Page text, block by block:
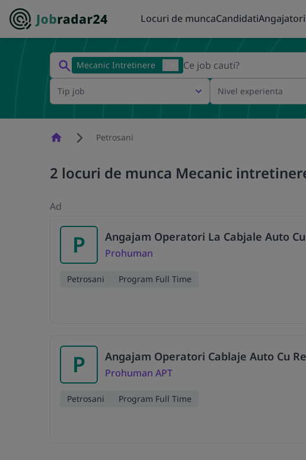
Locuri de muncaCandidatiAngajatori
Mecanic Intretinere
Tip job Nivel experienta
HomepagePetrosani
2 locuri de munca Mecanic
Ad
P Angajam Operatori La Cabjale Auto
Prohuman
Petrosani Program Full Time
P Angajam Operatori Cablaje Auto Cu
Prohuman APT
Petrosani Program Full Time